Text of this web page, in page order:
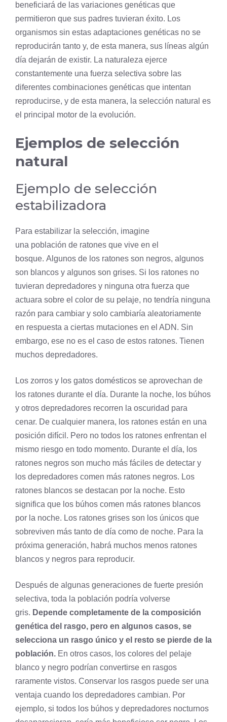
beneficiará de las variaciones genéticas que
permitieron que sus padres tuvieran éxito. Los
organismos sin estas adaptaciones genéticas no se
reproducirán tanto y, de esta manera, sus líneas algún
día dejarán de existir. La naturaleza ejerce
constantemente una fuerza selectiva sobre las
diferentes combinaciones genéticas que intentan
reproducirse, y de esta manera, la selección natural es
el principal motor de la evolución.
Ejemplos de selección
natural
Ejemplo de selección
estabilizadora
Para estabilizar la selección, imagine
una población de ratones que vive en el
bosque. Algunos de los ratones son negros, algunos
son blancos y algunos son grises. Si los ratones no
tuvieran depredadores y ninguna otra fuerza que
actuara sobre el color de su pelaje, no tendría ninguna
razón para cambiar y solo cambiaría aleatoriamente
en respuesta a ciertas mutaciones en el ADN. Sin
embargo, ese no es el caso de estos ratones. Tienen
muchos depredadores.
Los zorros y los gatos domésticos se aprovechan de
los ratones durante el día. Durante la noche, los búhos
y otros depredadores recorren la oscuridad para
cenar. De cualquier manera, los ratones están en una
posición difícil. Pero no todos los ratones enfrentan el
mismo riesgo en todo momento. Durante el día, los
ratones negros son mucho más fáciles de detectar y
los depredadores comen más ratones negros. Los
ratones blancos se destacan por la noche. Esto
significa que los búhos comen más ratones blancos
por la noche. Los ratones grises son los únicos que
sobreviven más tanto de día como de noche. Para la
próxima generación, habrá muchos menos ratones
blancos y negros para reproducir.
Después de algunas generaciones de fuerte presión
selectiva, toda la población podría volverse
gris. Depende completamente de la composición
genética del rasgo, pero en algunos casos, se
selecciona un rasgo único y el resto se pierde de la
población. En otros casos, los colores del pelaje
blanco y negro podrían convertirse en rasgos
raramente vistos. Conservar los rasgos puede ser una
ventaja cuando los depredadores cambian. Por
ejemplo, si todos los búhos y depredadores nocturnos